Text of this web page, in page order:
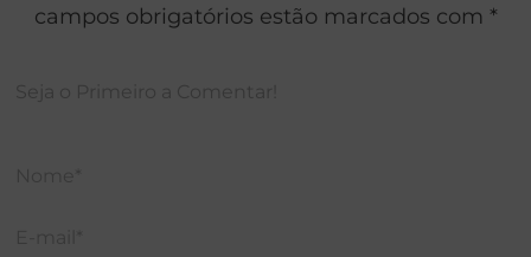
campos obrigatórios estão marcados com *